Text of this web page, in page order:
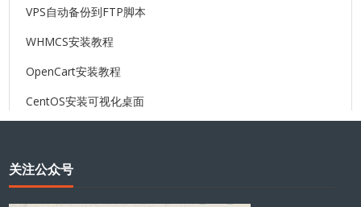
VPS自动备份到FTP脚本
WHMCS安装教程
OpenCart安装教程
CentOS安装可视化桌面
关注公众号